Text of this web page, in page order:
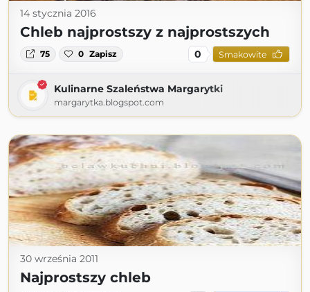
14 stycznia 2016
Chleb najprostszy z najprostszych
75 0 Zapisz 0 Smakowite
Kulinarne Szaleństwa Margarytki
margarytka.blogspot.com
30 września 2011
Najprostszy chleb